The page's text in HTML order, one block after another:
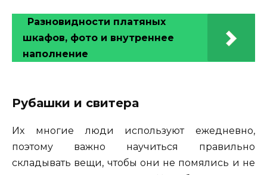
Разновидности платяных
шкафов, фото и внутреннее
наполнение
Рубашки и свитера
Их многие люди используют ежедневно,
поэтому важно научиться правильно
складывать вещи, чтобы они не помялись и не